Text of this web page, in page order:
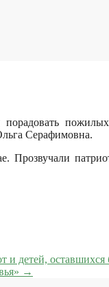
Серафимовна.
детей,
→